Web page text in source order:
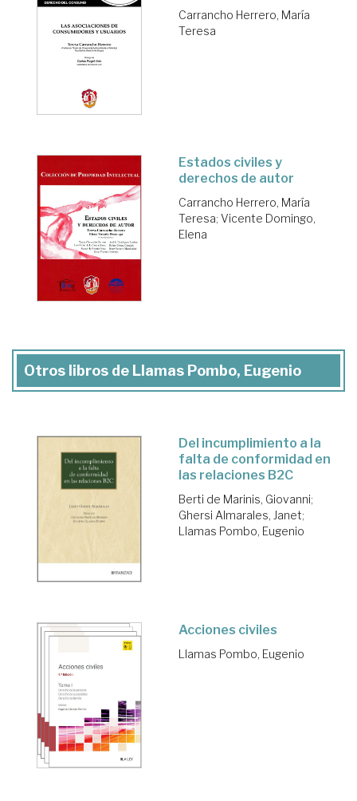
Carrancho Herrero, María
Teresa
Estados civiles y
derechos de autor
Carrancho Herrero, María
Teresa; Vicente Domingo,
Elena
Otros libros de Llamas Pombo, Eugenio
Del incumplimiento a la
falta de conformidad en
las relaciones B2C
Berti de Marinis, Giovanni;
Ghersi Almarales, Janet;
Llamas Pombo, Eugenio
Acciones civiles
Llamas Pombo, Eugenio